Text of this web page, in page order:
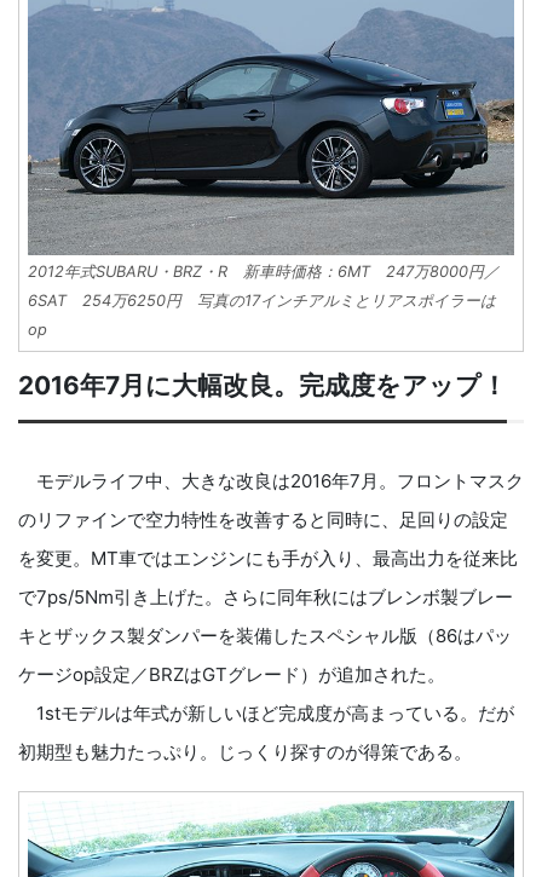
2012年式SUBARU・BRZ・R 新車時価格：6MT 247万8000円／
6SAT 254万6250円 写真の17インチアルミとリアスポイラーは
op
2016年7月に大幅改良。完成度をアップ！
モデルライフ中、大きな改良は2016年7月。フロントマスク
のリファインで空力特性を改善すると同時に、足回りの設定
を変更。MT車ではエンジンにも手が入り、最高出力を従来比
で7ps/5Nm引き上げた。さらに同年秋にはブレンボ製ブレー
キとザックス製ダンパーを装備したスペシャル版（86はパッ
ケージop設定／BRZはGTグレード）が追加された。
1stモデルは年式が新しいほど完成度が高まっている。だが
初期型も魅力たっぷり。じっくり探すのが得策である。